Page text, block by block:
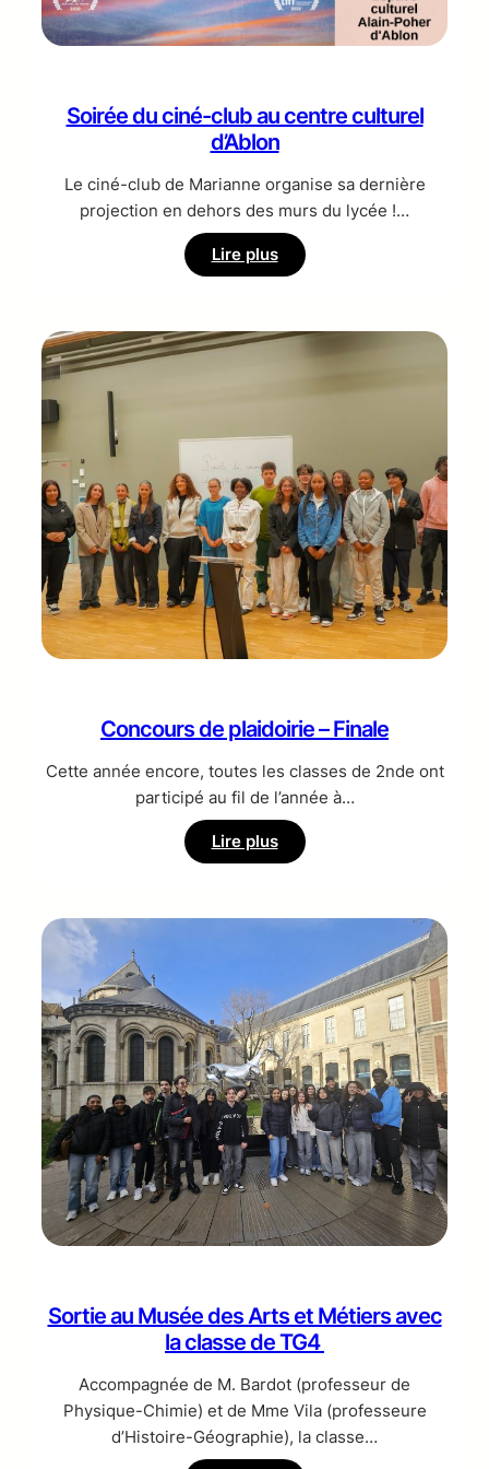
Soirée du ciné-club au centre culturel
d’Ablon
Le ciné-club de Marianne organise sa dernière
projection en dehors des murs du lycée !…
Lire plus:
Soirée
ciné-
club
culturel
d’Ablon
Concours de plaidoirie – Finale
Cette année encore, toutes les classes de 2nde ont
participé au fil de l’année à…
Lire plus:
Concours
plaidoirie
Sortie au Musée des Arts et Métiers avec
la classe de TG4
Accompagnée de M. Bardot (professeur de
Physique-Chimie) et de Mme Vila (professeure
d’Histoire-Géographie), la classe…